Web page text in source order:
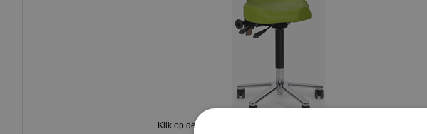
Klik op de afbeelding voor grotere afbeeldingen en kleuropties